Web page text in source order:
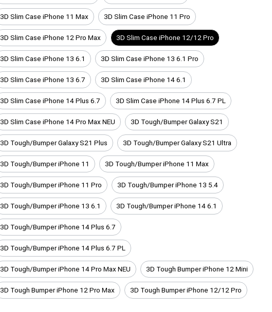
3D Slim Case iPhone 11 Max 3D Slim Case iPhone 11 Pro
3D Slim Case iPhone 12 Pro Max 3D Slim Case iPhone 12/12 Pro
3D Slim Case iPhone 13 6.1 3D Slim Case iPhone 13 6.1 Pro
3D Slim Case iPhone 13 6.7 3D Slim Case iPhone 14 6.1
3D Slim Case iPhone 14 Plus 6.7 3D Slim Case iPhone 14 Plus 6.7 PL
3D Slim Case iPhone 14 Pro Max NEU 3D Tough/Bumper Galaxy S21
3D Tough/Bumper Galaxy S21 Plus 3D Tough/Bumper Galaxy S21 Ultra
3D Tough/Bumper iPhone 11 3D Tough/Bumper iPhone 11 Max
3D Tough/Bumper iPhone 11 Pro 3D Tough/Bumper iPhone 13 5.4
3D Tough/Bumper iPhone 13 6.1 3D Tough/Bumper iPhone 14 6.1
3D Tough/Bumper iPhone 14 Plus 6.7
3D Tough/Bumper iPhone 14 Plus 6.7 PL
3D Tough/Bumper iPhone 14 Pro Max NEU 3D Tough Bumper iPhone 12 Mini
3D Tough Bumper iPhone 12 Pro Max 3D Tough Bumper iPhone 12/12 Pro